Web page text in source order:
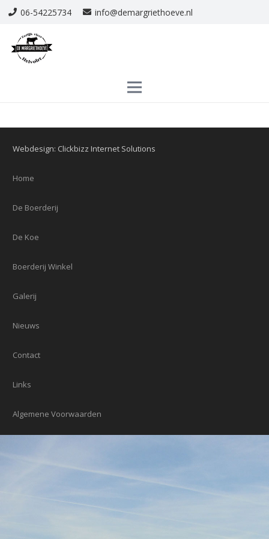
06-54225734 info@demargriethoeve.nl
Webdesign: Clickbizz Internet Solutions
Home
De Boerderij
De Koe
Boerderij Winkel
Galerij
Nieuws
Contact
Links
Algemene Voorwaarden